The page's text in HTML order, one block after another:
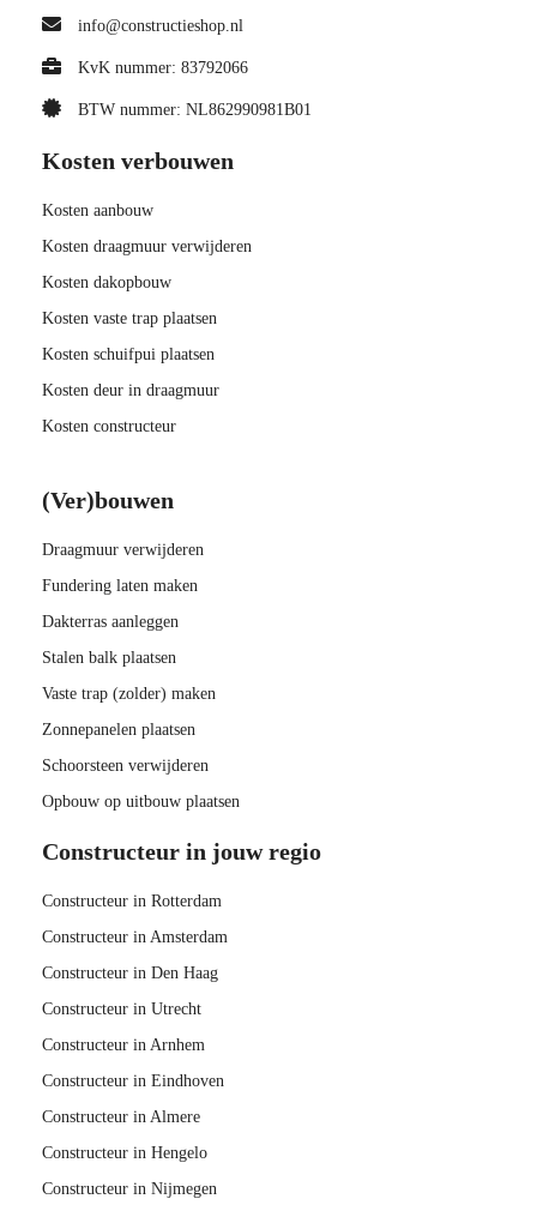
info@constructieshop.nl
KvK nummer: 83792066
BTW nummer: NL862990981B01
Kosten verbouwen
Kosten aanbouw
Kosten draagmuur verwijderen
Kosten dakopbouw
Kosten vaste trap plaatsen
Kosten schuifpui plaatsen
Kosten deur in draagmuur
Kosten constructeur
(Ver)bouwen
Draagmuur verwijderen
Fundering laten maken
Dakterras aanleggen
Stalen balk plaatsen
Vaste trap (zolder) maken
Zonnepanelen plaatsen
Schoorsteen verwijderen
Opbouw op uitbouw plaatsen
Constructeur in jouw regio
Constructeur in Rotterdam
Constructeur in Amsterdam
Constructeur in Den Haag
Constructeur in Utrecht
Constructeur in Arnhem
Constructeur in Eindhoven
Constructeur in Almere
Constructeur in Hengelo
Constructeur in Nijmegen